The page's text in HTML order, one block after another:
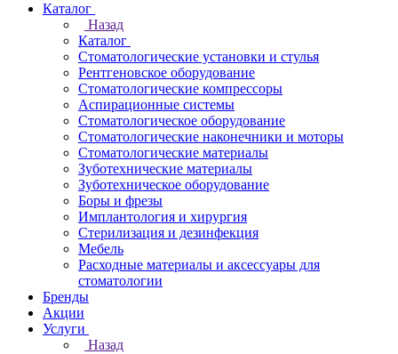
Каталог
Назад
Каталог
Стоматологические установки и стулья
Рентгеновское оборудование
Стоматологические компрессоры
Аспирационные системы
Стоматологическое оборудование
Стоматологические наконечники и моторы
Стоматологические материалы
Зуботехнические материалы
Зуботехническое оборудование
Боры и фрезы
Имплантология и хирургия
Стерилизация и дезинфекция
Мебель
Расходные материалы и аксессуары для
стоматологии
Бренды
Акции
Услуги
Назад